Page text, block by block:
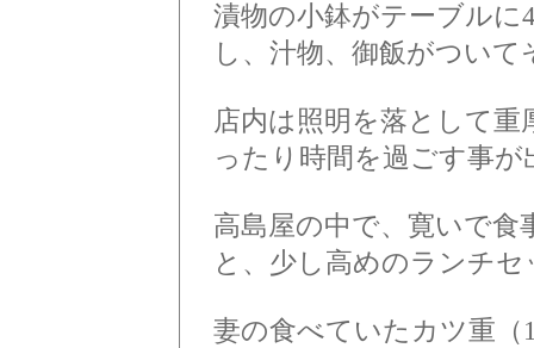
漬物の小鉢がテーブルに
し、汁物、御飯がつい
店内は照明を落として
ったり時間を過ごす事が
高島屋の中で、寛いで
と、少し高めのランチ
妻の食べていたカツ重（